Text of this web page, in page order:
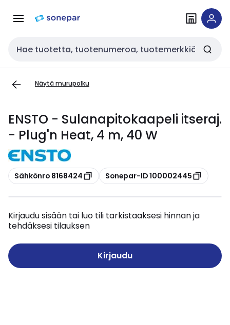
navigointiinsisältöön
Haku
Näytä murupolku
ENSTO - Sulanapitokaapeli itseraj.
- Plug'n Heat, 4 m, 40 W
Kopioi
Sähkönro 8168424 Kopioi
Sonepar-ID 100002445
Kirjaudu sisään tai luo tili tarkistaaksesi hinnan ja
tehdäksesi tilauksen
Kirjaudu